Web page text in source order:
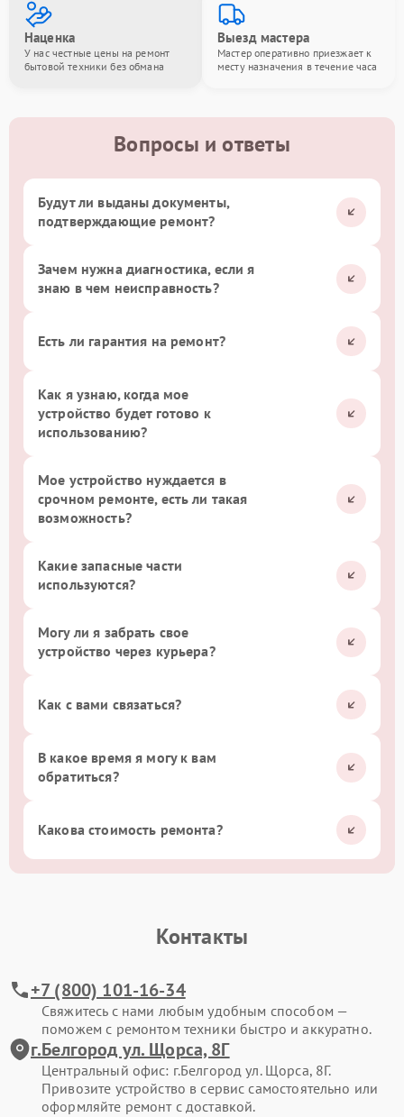
Наценка
У нас честные цены на ремонт
бытовой техники без обмана
Выезд мастера
Мастер оперативно приезжает к
месту назначения в течение часа
Вопросы и ответы
Будут ли выданы документы,
подтверждающие ремонт?
Зачем нужна диагностика, если я
знаю в чем неисправность?
Есть ли гарантия на ремонт?
Как я узнаю, когда мое
устройство будет готово к
использованию?
Мое устройство нуждается в
срочном ремонте, есть ли такая
возможность?
Какие запасные части
используются?
Могу ли я забрать свое
устройство через курьера?
Как с вами связаться?
В какое время я могу к вам
обратиться?
Какова стоимость ремонта?
Контакты
+7 (800) 101-16-34
Свяжитесь с нами любым удобным способом —
поможем с ремонтом техники быстро и аккуратно.
г.Белгород ул. Щорса, 8Г
Центральный офис: г.Белгород ул. Щорса, 8Г.
Привозите устройство в сервис самостоятельно или
оформляйте ремонт с доставкой.